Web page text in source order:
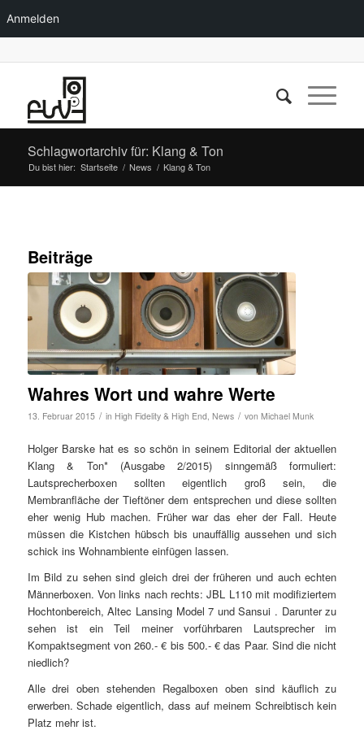
Anmelden
Schlagwortarchiv für: Klang & Ton
Du bist hier: Startseite / News / Klang & Ton
Beiträge
Wahres Wort und wahre Werte
13. Februar 2015 / in High Fidelity & High End, News / von Michael Munk
Holger Barske hat es so schön in seinem Editorial der aktuellen
Klang & Ton* (Ausgabe 2/2015) sinngemäß formuliert:
Lautsprecherboxen sollten eigentlich groß sein, die
Membranfläche der Tieftöner dem entsprechen und diese sollten
eher wenig Hub machen. Früher war das eher der Fall. Heute
müssen die Kistchen hübsch bis unauffällig aussehen und sich
schick ins Wohnambiente einfügen lassen.
Im Bild zu sehen sind gleich drei der früheren und auch echten
Männerboxen. Von links nach rechts: JBL L110 mit modifiziertem
Hochtonbereich, Altec Lansing Model 7 und Sansui . Darunter zu
sehen ist ein Teil meiner vorführbaren Lautsprecher im
Kompaktsegment von 260.- € bis 500.- € das Paar. Sind die nicht
niedlich?
Alle drei oben stehenden Regalboxen oben sind käuflich zu
erwerben. Schade eigentlich, dass auf meinem Schreibtisch kein
Platz mehr ist.